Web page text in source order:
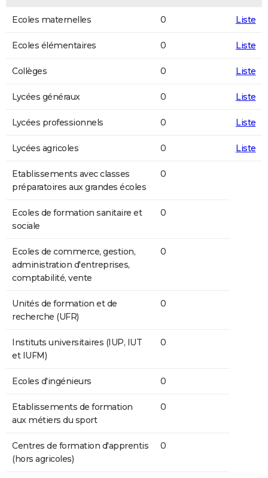
Ecoles maternelles 0 Liste
Ecoles élémentaires 0 Liste
Collèges 0 Liste
Lycées généraux 0 Liste
Lycées professionnels 0 Liste
Lycées agricoles 0 Liste
Etablissements avec classes
préparatoires aux grandes écoles
0
Ecoles de formation sanitaire et
sociale
0
Ecoles de commerce, gestion,
administration d'entreprises,
comptabilité, vente
0
Unités de formation et de
recherche (UFR)
0
Instituts universitaires (IUP, IUT
et IUFM)
0
Ecoles d'ingénieurs 0
Etablissements de formation
aux métiers du sport
0
Centres de formation d'apprentis
(hors agricoles)
0